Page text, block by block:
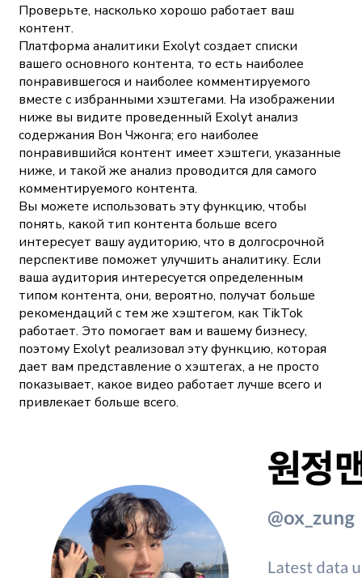
Проверьте, насколько хорошо работает ваш
контент.
Платформа аналитики Exolyt создает списки
вашего основного контента, то есть наиболее
понравившегося и наиболее комментируемого
вместе с избранными хэштегами. На изображении
ниже вы видите проведенный Exolyt анализ
содержания Вон Чжонга; его наиболее
понравившийся контент имеет хэштеги, указанные
ниже, и такой же анализ проводится для самого
комментируемого контента.
Вы можете использовать эту функцию, чтобы
понять, какой тип контента больше всего
интересует вашу аудиторию, что в долгосрочной
перспективе поможет улучшить аналитику. Если
ваша аудитория интересуется определенным
типом контента, они, вероятно, получат больше
рекомендаций с тем же хэштегом, как TikTok
работает. Это помогает вам и вашему бизнесу,
поэтому Exolyt реализовал эту функцию, которая
дает вам представление о хэштегах, а не просто
показывает, какое видео работает лучше всего и
привлекает больше всего.